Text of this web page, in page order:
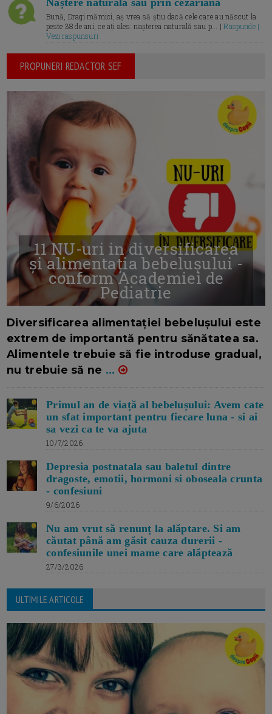
Bună, Dragi mămici, aș vrea să știu dacă cele care au născut la
peste 38 de ani, ce ați ales: nașterea naturală sau p... |Raspunde |
Vezi raspunsuri
PROPUNERI REDACTOR SEF
11 NU-uri in diversificarea
și alimentația bebelușului -
conform Academiei de
Pediatrie
Diversificarea alimentației bebelușului este
extrem de importantă pentru sănătatea sa.
Alimentele trebuie să fie introduse gradual,
nu trebuie să ne ...
Primul an de viață al bebelușului: Avem cate
un sfat important pentru fiecare luna - si ai
sa vezi ca te va ajuta
10/7/2026
Depresia postnatala sau baletul dintre
dragoste, emotii, hormoni si oboseala crunta
- confesiuni
9/6/2026
Nu am vrut să renunț la alăptare. Si am
căutat până am găsit cauza durerii -
confesiunile unei mame care alăptează
27/3/2026
ULTIMILE ARTICOLE